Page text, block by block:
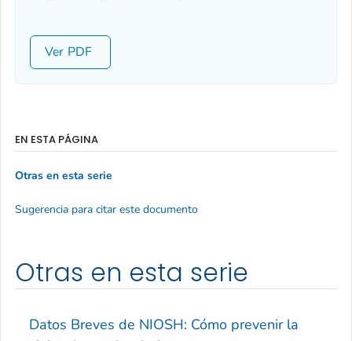
Ver
Otras en esta serie
Datos Breves de NIOSH: Cómo prevenir la
EN ESTA PÁGINA
Otras en esta serie
Sugerencia para citar este documento